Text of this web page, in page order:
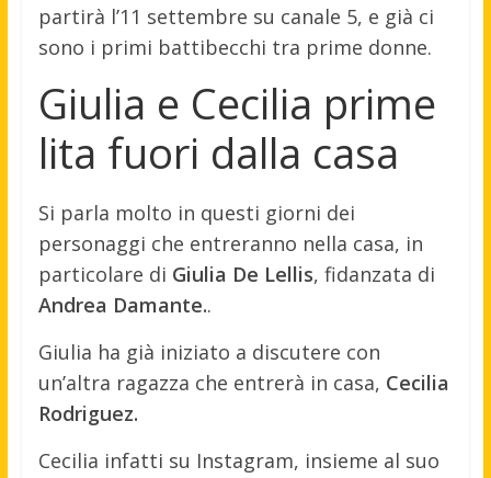
partirà l’11 settembre su canale 5, e già ci
sono i primi battibecchi tra prime donne.
Giulia e Cecilia prime
lita fuori dalla casa
Si parla molto in questi giorni dei
personaggi che entreranno nella casa, in
particolare di Giulia De Lellis, fidanzata di
Andrea Damante..
Giulia ha già iniziato a discutere con
un’altra ragazza che entrerà in casa, Cecilia
Rodriguez.
Cecilia infatti su Instagram, insieme al suo